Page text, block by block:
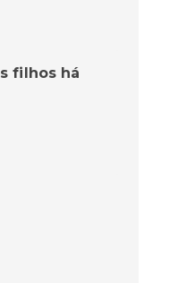
filhos há